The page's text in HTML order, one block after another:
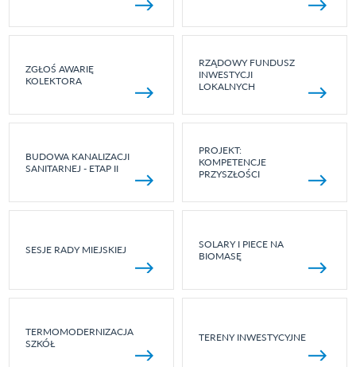
ZGŁOŚ AWARIĘ
KOLEKTORA
RZĄDOWY FUNDUSZ
INWESTYCJI
LOKALNYCH
BUDOWA KANALIZACJI
SANITARNEJ - ETAP II
PROJEKT:
KOMPETENCJE
PRZYSZŁOŚCI
SESJE RADY MIEJSKIEJ
SOLARY I PIECE NA
BIOMASĘ
TERMOMODERNIZACJA
SZKÓŁ
TERENY INWESTYCYJNE